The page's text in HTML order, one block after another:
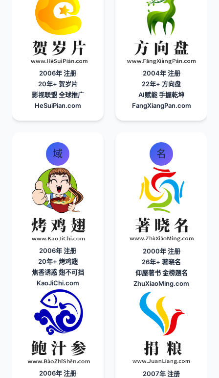
2006年 注册
20年+ 贺岁片
影视联盟 全球推广
HeSuiPian.com
2004年 注册
22年+ 方向盘
AI赋能 手握乾坤
FangXiangPan.com
域
2006年 注册
20年+ 烤鸡翅
焦香诱惑 翅不可挡
KaoJiChi.com
2006年 注册
名
2000年 注册
26年+ 著晓名
仰屋著书 金榜题名
ZhuXiaoMing.com
2007年 注册